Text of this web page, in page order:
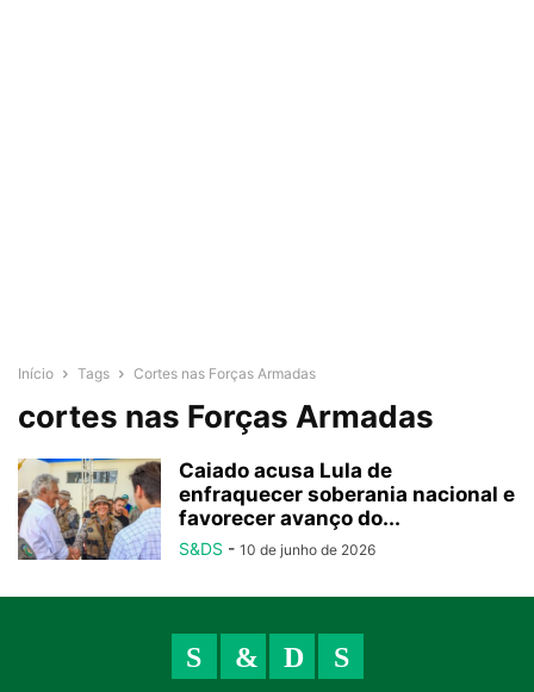
Início Tags Cortes nas Forças Armadas
cortes nas Forças Armadas
Caiado acusa Lula de
enfraquecer soberania nacional e
favorecer avanço do...
S&DS - 10 de junho de 2026